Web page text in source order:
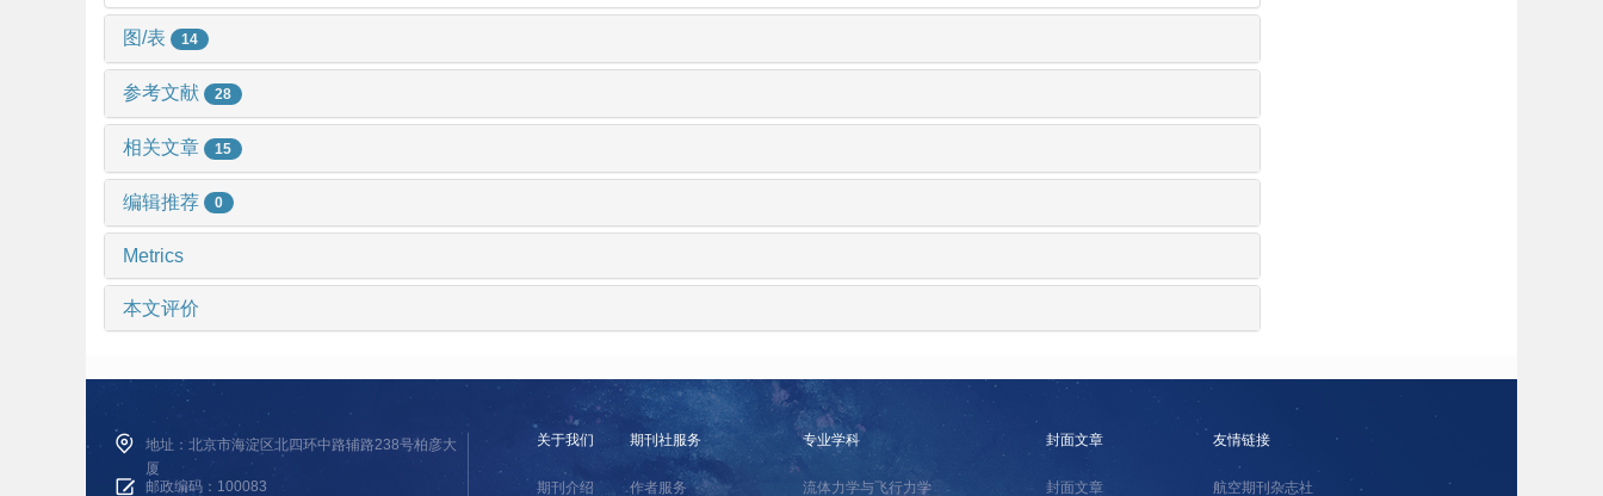
图/表 14
参考文献 28
相关文章 15
编辑推荐 0
Metrics
本文评价
地址：北京市海淀区北四环中路辅路238号柏彦大
厦
邮政编码：100083
关于我们
期刊介绍
期刊社服务
作者服务
专业学科
流体力学与飞行力学
封面文章
封面文章
友情链接
航空期刊杂志社